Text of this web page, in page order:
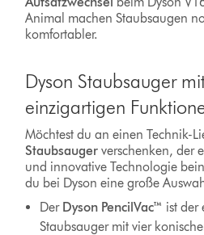
Animal machen Staubsaugen
komfortabler.
Dyson Staubsauger
einzigartigen
Möchtest du an einen Technik-
Staubsauger verschenken, der
und innovative Technologie
du bei Dyson eine große
Der Dyson PencilVac™ ist der
Staubsauger mit vier